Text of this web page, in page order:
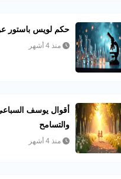
حكم لويس باستور عن
منذ 4 أشهر
أقوال يوسف
والتسامح
منذ 4 أشهر